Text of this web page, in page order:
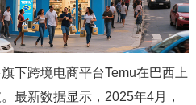
跨境电商平台Temu在巴西上
最新数据显示，2025年4月，